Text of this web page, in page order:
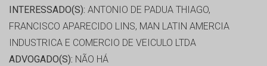
INTERESSADO(S): ANTONIO DE PADUA THIAGO,
FRANCISCO APARECIDO LINS, MAN LATIN AMERCIA
INDUSTRICA E COMERCIO DE VEICULO LTDA
ADVOGADO(S): NÃO HÁ